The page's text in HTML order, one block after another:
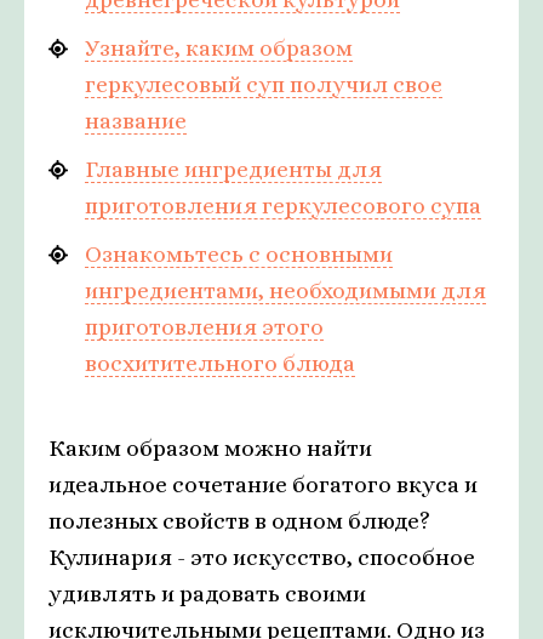
Узнайте, каким образом
геркулесовый суп получил свое
название
Главные ингредиенты для
приготовления геркулесового супа
Ознакомьтесь с основными
ингредиентами, необходимыми для
приготовления этого
восхитительного блюда
Каким образом можно найти
идеальное сочетание богатого вкуса и
полезных свойств в одном блюде?
Кулинария - это искусство, способное
удивлять и радовать своими
исключительными рецептами. Одно из